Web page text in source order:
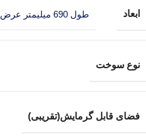
ابعاد طول 690 میلیمتر عرض 450 میلیمتر ارتفاع 515 میلیمتر
نوع سوخت
فضای قابل گرمایش(تقریبی)